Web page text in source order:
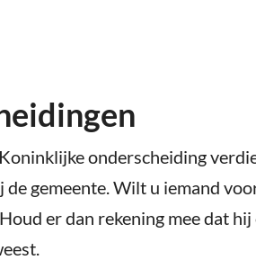
onderscheiding
gemeente. Wilt u iemand
er dan rekening mee dat